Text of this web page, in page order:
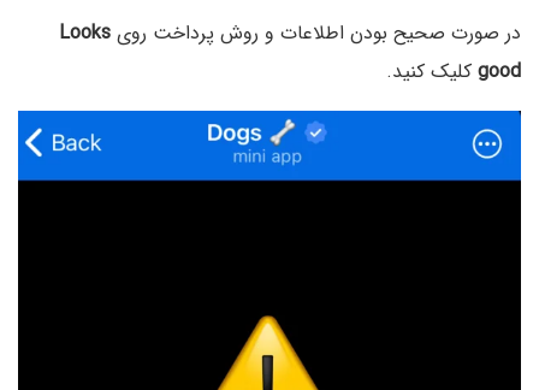
در صورت صحیح بودن اطلاعات و روش پرداخت روی Looks
good کلیک کنید.